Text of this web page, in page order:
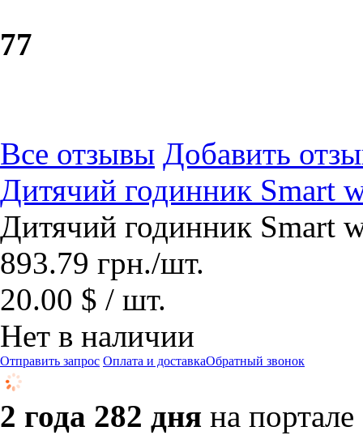
77
Все отзывы Добавить
Дитячий годинник Smart
Дитячий годинник Smart
893.79 грн./шт.
20.00 $ / шт.
Нет в наличии
Отправить запрос Оплата и доставкаОбратный звонок
2 года 282 дня на портале